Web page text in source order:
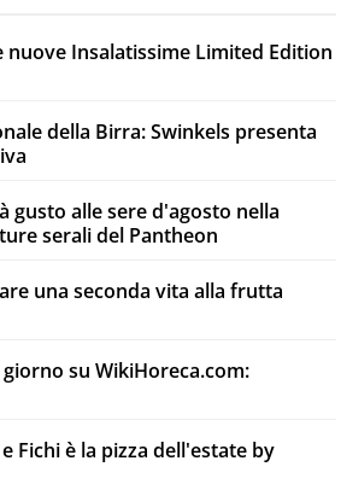
nuove Insalatissime Limited Edition
della Birra: Swinkels presenta
gusto alle sere d'agosto nella
serali del Pantheon
una seconda vita alla frutta
su WikiHoreca.com:
Fichi è la pizza dell'estate by